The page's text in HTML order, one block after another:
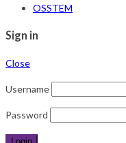
OSSTEM
Sign in
Close
Username
Password